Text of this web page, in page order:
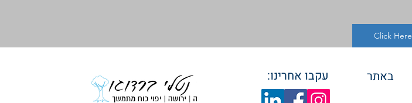
Click Here
ניווט באתר עקבו אחרינו: